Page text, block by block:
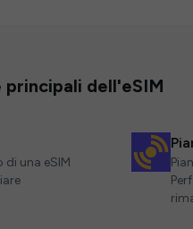
dell'eSIM
una eSIM